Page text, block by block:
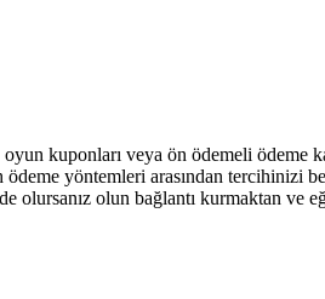
kuponları veya ön ödemeli ödeme
yöntemleri arasından
olursanız olun bağlantı kurmaktan ve